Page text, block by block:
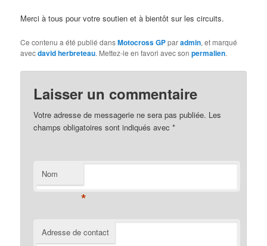
Merci à tous pour votre soutien et à bientôt sur les circuits.
Ce contenu a été publié dansMotocross GPparadmin, et marqué
avecdavid herbreteau. Mettez-le en favori avec sonpermalien.
Laisser un commentaire
Votre adresse de messagerie ne sera pas publiée. Les
champs obligatoires sont indiqués avec*
Nom
*
Adresse de contact